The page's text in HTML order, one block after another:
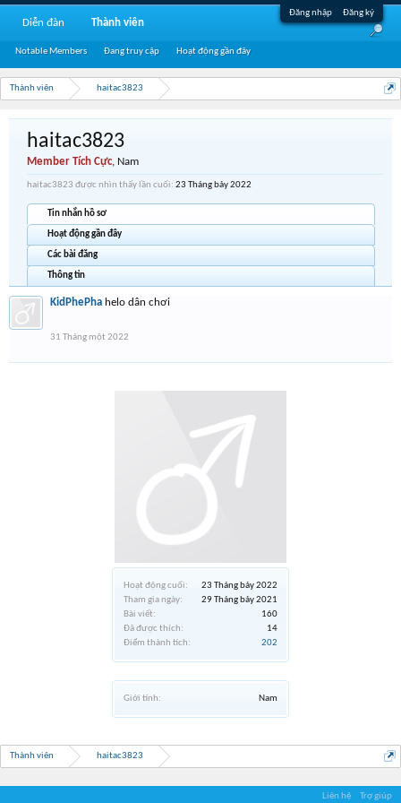
Đăng nhập Đăng ký
Thành viên haitac3823
Hoạt động cuối:
23 Tháng bảy 2022
Tham gia ngày:
29 Tháng bảy 2021
Bài viết:
160
Đã được thích:
14
Điểm thành tích:
202
Giới tính: Nam
haitac3823
Member Tích Cực, Nam
haitac3823 được nhìn thấy lần cuối: 23 Tháng bảy 2022
Tin nhắn hồ sơ
Hoạt động gần đây
Các bài đăng
Thông tin
KidPhePha helo dân chơi
31 Tháng một 2022
Thành viên haitac3823
Diễn đàn Thành viên
Notable Members Đang truy cập Hoạt động gần đây
Liên hệ Trợ giúp